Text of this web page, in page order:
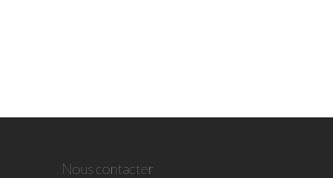
Nous contacter